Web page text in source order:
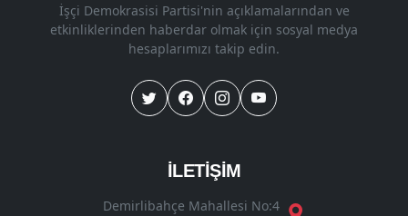
İşçi Demokrasisi Partisi'nin açıklamalarından ve
etkinliklerinden haberdar olmak için sosyal medya
hesaplarımızı takip edin.
İLETİŞİM
Demirlibahçe Mahallesi No:4